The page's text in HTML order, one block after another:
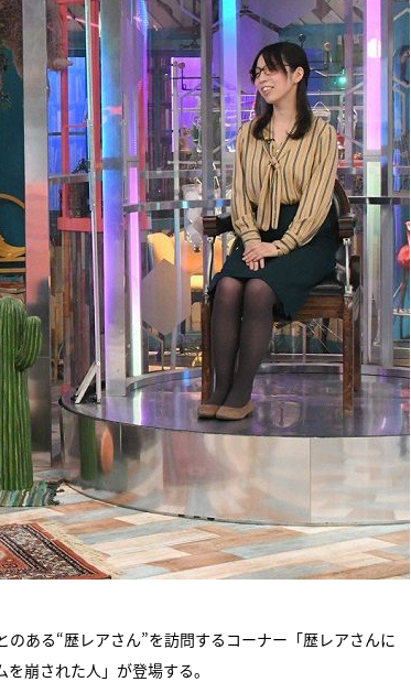
ある“歴レアさん”を訪問するコーナー「歴レアさんに
崩された人」が登場する。